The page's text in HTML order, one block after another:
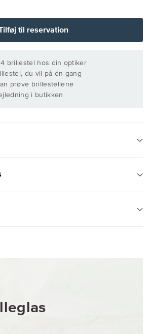
til reservation
brillestel hos din optiker
du vil på én gang
prøve brillestellene
i butikken